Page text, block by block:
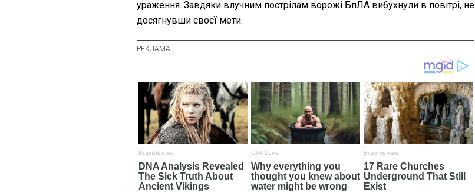
ураження. Завдяки влучним пострілам ворожі БпЛА вибухнули в повітрі, не
досягнувши своєї мети.